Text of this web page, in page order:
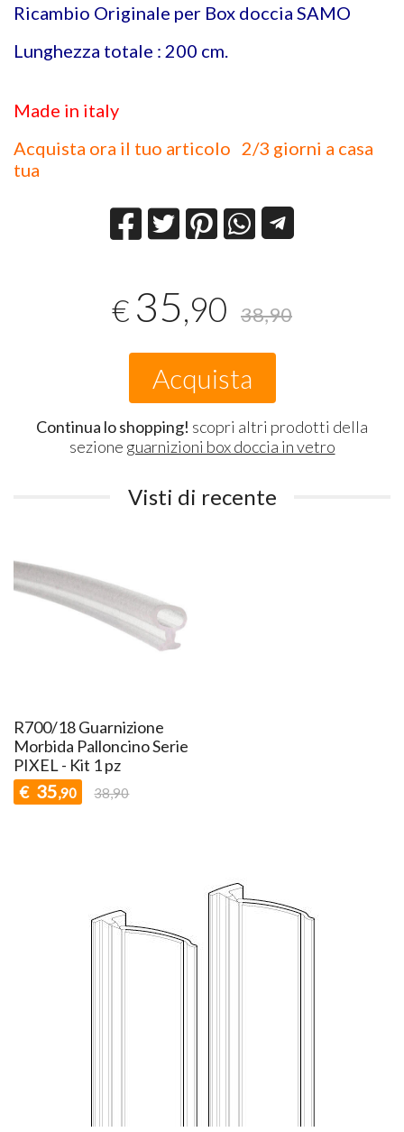
Ricambio Originale per Box doccia SAMO
Lunghezza totale : 200 cm.
Made in italy
Acquista ora il tuo articolo 2/3 giorni a casa
tua
€ 35,90 38,90
Acquista
Continua lo shopping! scopri altri prodotti della
sezione guarnizioni box doccia in vetro
Visti di recente
R700/18 Guarnizione
Morbida Palloncino Serie
PIXEL - Kit 1 pz
€ 35,90 38,90